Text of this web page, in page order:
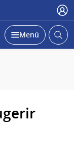
Abierta
Desplegar
Menú Abrir